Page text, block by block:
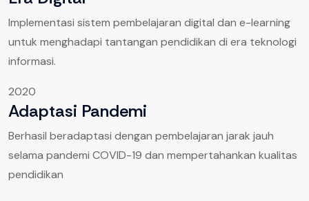
Implementasi sistem pembelajaran digital dan e-learning
untuk menghadapi tantangan pendidikan di era teknologi
informasi.
2020
Adaptasi Pandemi
Berhasil beradaptasi dengan pembelajaran jarak jauh
selama pandemi COVID-19 dan mempertahankan kualitas
pendidikan